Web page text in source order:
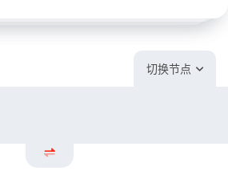
切换节点